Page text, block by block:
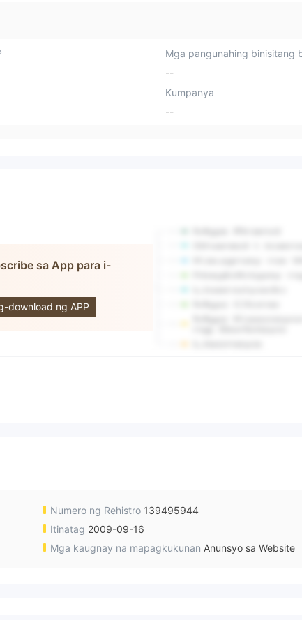
Mga pangunahing binisitang
--
Kumpanya
--
sa App para i-
download ng APP
Numero ng Rehistro 139495944
Itinatag 2009-09-16
Mga kaugnay na mapagkukunan Anunsyo sa Website